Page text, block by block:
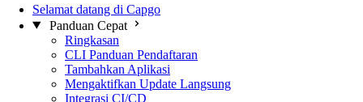
Selamat datang di Capgo
Panduan Cepat
Ringkasan
CLI Panduan Pendaftaran
Tambahkan Aplikasi
Mengaktifkan Update Langsung
Integrasi CI/CD